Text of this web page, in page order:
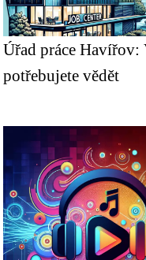
Úřad práce Havířov:
potřebujete vědět